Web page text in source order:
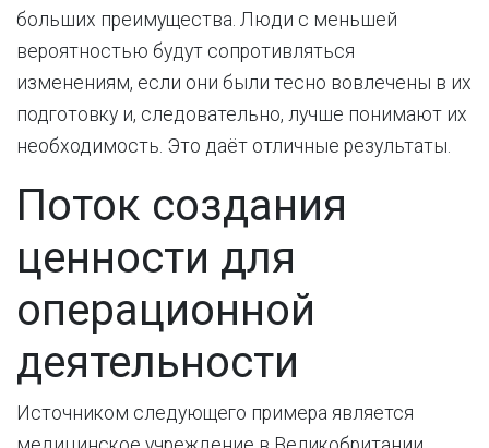
больших преимущества. Люди с меньшей
вероятностью будут сопротивляться
изменениям, если они были тесно вовлечены в их
подготовку и, следовательно, лучше понимают их
необходимость. Это даёт отличные результаты.
Поток создания
ценности для
операционной
деятельности
Источником следующего примера является